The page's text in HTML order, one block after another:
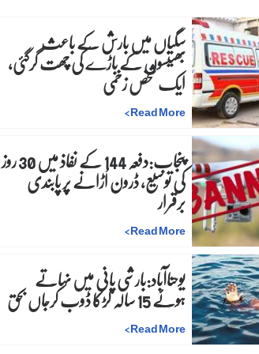
سگیاں میں بارش کے باعث
بھینسوں کے باڑے کی چھت گرگئی،
ایک شخص زخمی
Read More
>
پنجاب:دفعہ 144 کے نفاذ میں 30 روز کی توسیع، ڈرون اُڑانے پر پابندی
برقرار
Read More
>
یوحناآباد:بارشی پانی میں نہاتے
ہوئے 15 سالہ لڑکا ڈوب کرجاں بحق
Read More
>